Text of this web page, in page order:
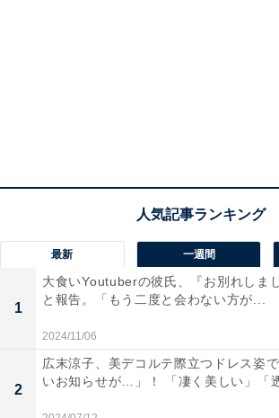
最新 一週間
1
大食いYoutuberの彼氏、『お別れしまし
と報告。「もう二度と会わない方が...
2024/11/06
2
広末涼子、美デコルテ際立つドレス姿
いお知らせが…」！ 「凄く美しい」「